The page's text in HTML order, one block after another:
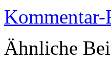
Ähnliche